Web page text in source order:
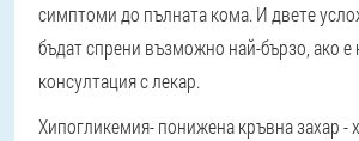
симптоми до пълната кома. И двете
бъдат спрени възможно най-бързо, ако е
консултация с лекар.
Хипогликемия- понижена кръвна захар -